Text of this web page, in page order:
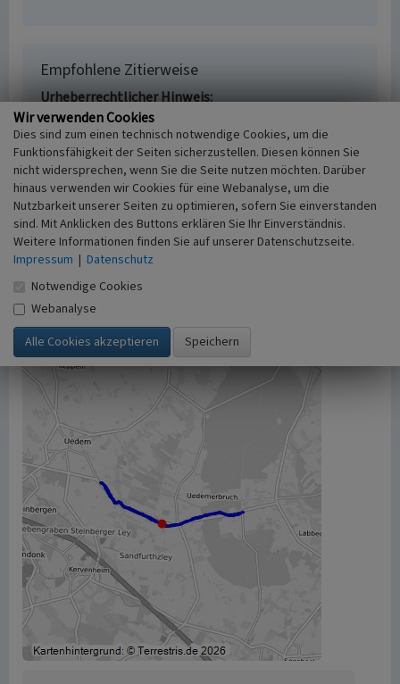
Empfohlene Zitierweise
Urheberrechtlicher Hinweis
Der hier präsentierte Inhalt ist urheberrechtlich
geschützt. Die angezeigten Medien unterliegen
möglicherweise zusätzlichen urheberrechtlichen
Bedingungen, die an diesen ausgewiesen sind.
Empfohlene Zitierweise
„Bergstraße und Betteraijsstraße in
Uedemerbruch”. In: KuLaDig,
Kultur.Landschaft.Digital. URL:
20120302-5(Abgerufen: 7. August 2026)
Wir verwenden Cookies
Dies sind zum einen technisch notwendige Cookies, um die
Funktionsfähigkeit der Seiten sicherzustellen. Diesen können Sie
nicht widersprechen, wenn Sie die Seite nutzen möchten. Darüber
hinaus verwenden wir Cookies für eine Webanalyse, um die
Nutzbarkeit unserer Seiten zu optimieren, sofern Sie einverstanden
sind. Mit Anklicken des Buttons erklären Sie Ihr Einverständnis.
Weitere Informationen finden Sie auf unserer Datenschutzseite.
Impressum | Datenschutz
Notwendige Cookies
Webanalyse